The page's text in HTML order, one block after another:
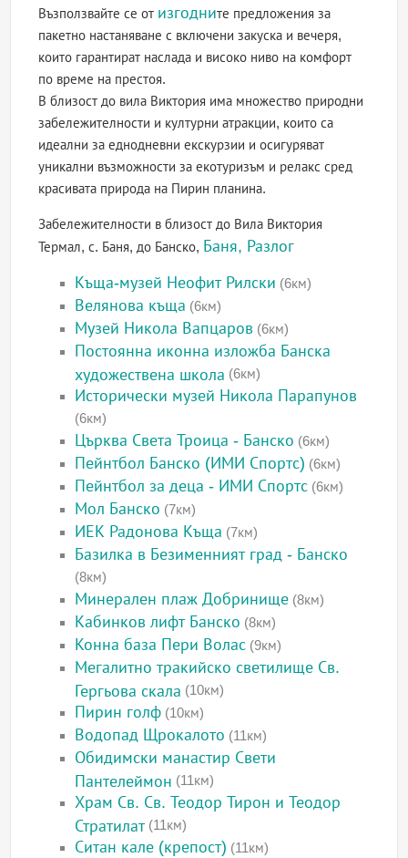
Възползвайте се от изгодните предложения за
пакетно настаняване с включени закуска и вечеря,
които гарантират наслада и високо ниво на комфорт
по време на престоя.
В близост до вила Виктория има множество природни
забележителности и културни атракции, които са
идеални за еднодневни екскурзии и осигуряват
уникални възможности за екотуризъм и релакс сред
красивата природа на Пирин планина.
Забележителности в близост до Вила Виктория
Термал, с. Баня, до Банско, Баня, Разлог
Къща-музей Неофит Рилски (6км)
Велянова къща (6км)
Музей Никола Вапцаров (6км)
Постоянна иконна изложба Банска
художествена школа (6км)
Исторически музей Никола Парапунов
(6км)
Църква Света Троица - Банско (6км)
Пейнтбол Банско (ИМИ Спортс) (6км)
Пейнтбол за деца - ИМИ Спортс (6км)
Мол Банско (7км)
ИЕК Радонова Къща (7км)
Базилка в Безименният град - Банско
(8км)
Минерален плаж Добринище (8км)
Кабинков лифт Банско (8км)
Конна база Пери Волас (9км)
Мегалитно тракийско светилище Св.
Гергьова скала (10км)
Пирин голф (10км)
Водопад Щрокалото (11км)
Обидимски манастир Свети
Пантелеймон (11км)
Храм Св. Св. Теодор Тирон и Теодор
Стратилат(11км)
Ситан кале (крепост) (11км)